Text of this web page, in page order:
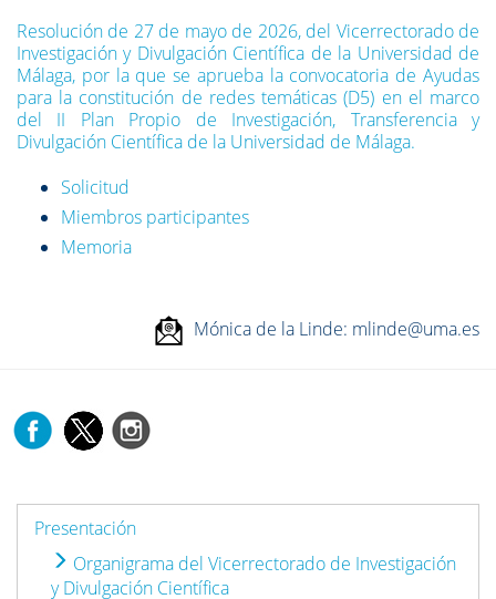
Resolución de 27 de mayo de 2026, del Vicerrectorado de
Investigación y Divulgación Científica de la Universidad de
Málaga, por la que se aprueba la convocatoria de Ayudas
para la constitución de redes temáticas (D5) en el marco
del II Plan Propio de Investigación, Transferencia y
Divulgación Científica de la Universidad de Málaga.
Solicitud
Miembros participantes
Memoria
Mónica de la Linde: mlinde@uma.es
Presentación
Organigrama del Vicerrectorado de Investigación
y Divulgación Científica